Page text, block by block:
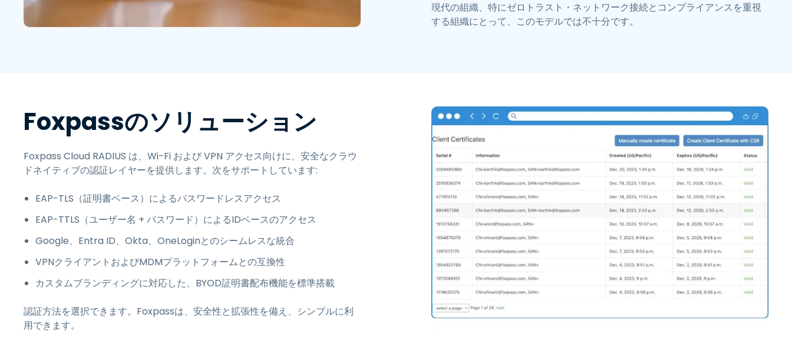
現代の組織、特にゼロトラスト・ネットワーク接続とコンプライアンスを重視
する組織にとって、このモデルでは不十分です。
Foxpassのソリューション
Foxpass Cloud RADIUS は、Wi-Fi および VPN アクセス向けに、安全なクラウ
ドネイティブの認証レイヤーを提供します。次をサポートしています:
EAP-TLS（証明書ベース）によるパスワードレスアクセス
EAP-TTLS（ユーザー名 + パスワード）によるIDベースのアクセス
Google、Entra ID、Okta、OneLoginとのシームレスな統合
VPNクライアントおよびMDMプラットフォームとの互換性
カスタムブランディングに対応した、BYOD証明書配布機能を標準搭載
認証方法を選択できます。Foxpassは、安全性と拡張性を備え、シンプルに利
用できます。